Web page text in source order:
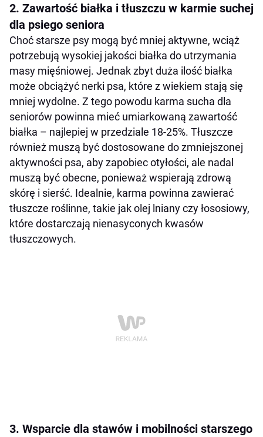
2. Zawartość białka i tłuszczu w karmie suchej
dla psiego seniora
Choć starsze psy mogą być mniej aktywne, wciąż
potrzebują wysokiej jakości białka do utrzymania
masy mięśniowej. Jednak zbyt duża ilość białka
może obciążyć nerki psa, które z wiekiem stają się
mniej wydolne. Z tego powodu karma sucha dla
seniorów powinna mieć umiarkowaną zawartość
białka – najlepiej w przedziale 18-25%. Tłuszcze
również muszą być dostosowane do zmniejszonej
aktywności psa, aby zapobiec otyłości, ale nadal
muszą być obecne, ponieważ wspierają zdrową
skórę i sierść. Idealnie, karma powinna zawierać
tłuszcze roślinne, takie jak olej lniany czy łososiowy,
które dostarczają nienasyconych kwasów
tłuszczowych.
3. Wsparcie dla stawów i mobilności starszego